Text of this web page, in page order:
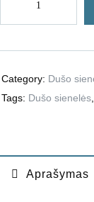
Category: Dušo
Tags: Dušo sienelės
Aprašymas